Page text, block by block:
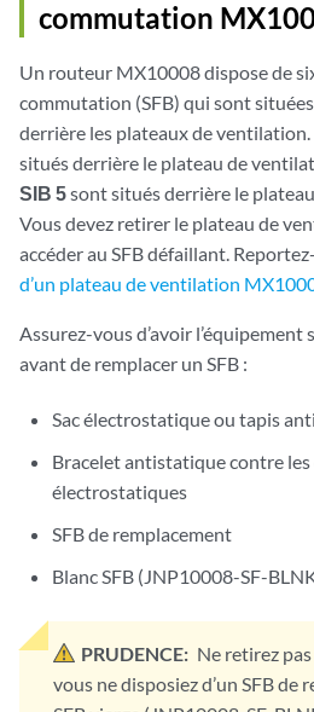
commutation
Un routeur MX10008 dispose de
commutation (SFB) qui sont
derrière les plateaux de ventilation.
situés derrière le plateau de
SIB 5sont situés derrière le
Vous devez retirer le plateau de
accéder au SFB défaillant.
d’un plateau de ventilation
Assurez-vous d’avoir
avant de remplacer un SFB :
Sac électrostatique ou tapis
Bracelet antistatique contre les
électrostatiques
SFB de remplacement
Blanc SFB (JNP10008-SF-
PRUDENCE: Ne retirez
vous ne disposiez d’un SFB de